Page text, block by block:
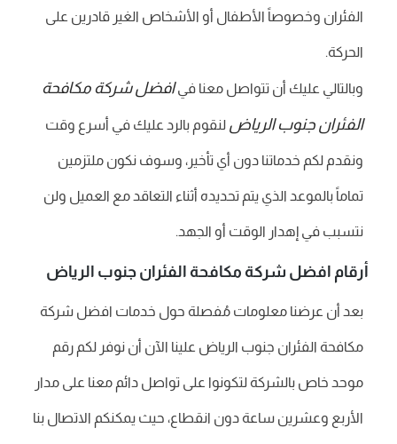
الفئران وخصوصاً الأطفال أو الأشخاص الغير قادرين على
الحركة.
وبالتالي عليك أن تتواصل معنا فيافضل شركة مكافحة
الفئران جنوب الرياض لنقوم بالرد عليك في أسرع وقت
ونقدم لكم خدماتنا دون أي تأخير، وسوف نكون ملتزمين
تماماً بالموعد الذي يتم تحديده أثناء التعاقد مع العميل ولن
نتسبب في إهدار الوقت أو الجهد.
أرقام افضل شركة مكافحة الفئران جنوب الرياض
بعد أن عرضنا معلومات مُفصلة حول خدمات افضل شركة
مكافحة الفئران جنوب الرياض علينا الآن أن نوفر لكم رقم
موحد خاص بالشركة لتكونوا على تواصل دائم معنا على مدار
الأربع وعشرين ساعة دون انقطاع، حيث يمكنكم الاتصال بنا